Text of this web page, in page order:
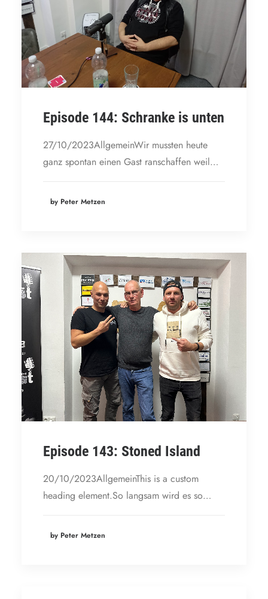
Episode 144: Schranke is unten
27/10/2023AllgemeinWir mussten heute
ganz spontan einen Gast ranschaffen weil…
by Peter Metzen
Episode 143: Stoned Island
20/10/2023AllgemeinThis is a custom
heading element.So langsam wird es so…
by Peter Metzen